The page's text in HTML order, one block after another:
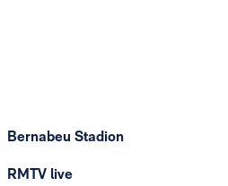
Bernabeu Stadion
RMTV live